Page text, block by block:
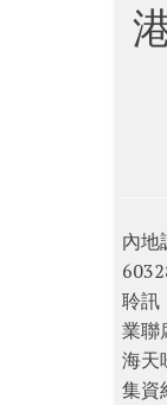
內地
聆訊
業聯
海天
集資